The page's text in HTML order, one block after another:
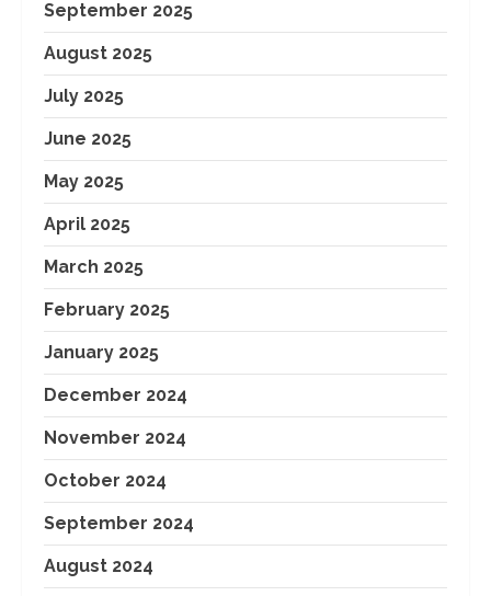
September 2025
August 2025
July 2025
June 2025
May 2025
April 2025
March 2025
February 2025
January 2025
December 2024
November 2024
October 2024
September 2024
August 2024